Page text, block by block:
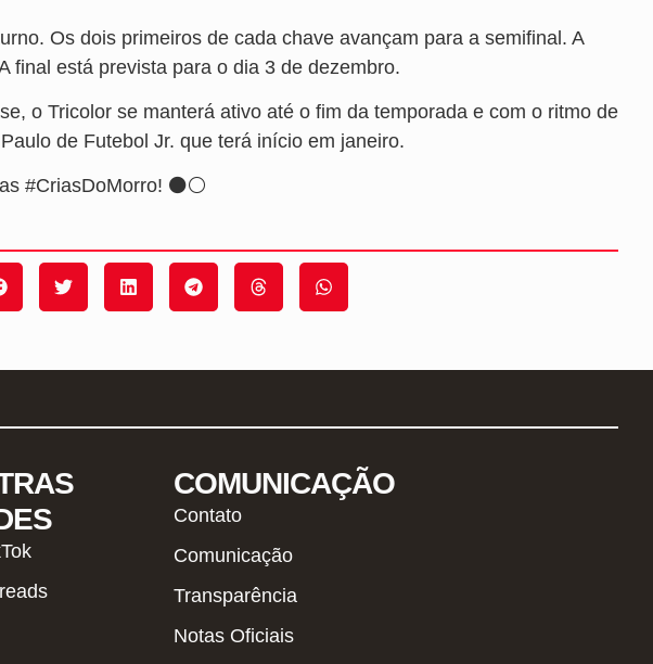
Os dois primeiros de cada chave avançam para a semifinal. A
final está prevista para o dia 3 de dezembro.
o Tricolor se manterá ativo até o fim da temporada e com o ritmo de
de Futebol Jr. que terá início em janeiro.
#CriasDoMorro! ⚫️⚪️
COMUNICAÇÃO
Contato
Comunicação
Transparência
Notas Oficiais